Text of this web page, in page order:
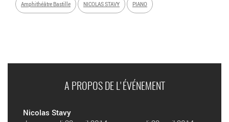
Amphithéâtre Bastille NICOLAS STAVY PIANO
A PROPOS DE L'ÉVÉNEMENT
Nicolas Stavy